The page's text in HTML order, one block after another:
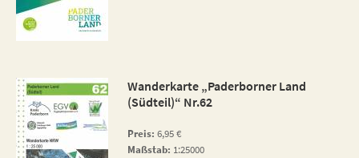
Wanderkarte „Paderborner Land
(Südteil)“ Nr.62
Preis: 6,95 €
Maßstab: 1:25000